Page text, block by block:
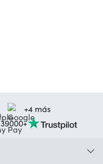
+4 más
39000+